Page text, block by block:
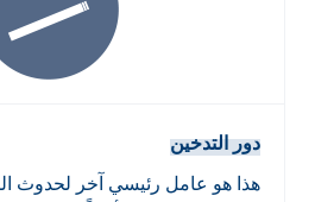
دور التدخين
هذا هو عامل رئيسي آخر لحدوث